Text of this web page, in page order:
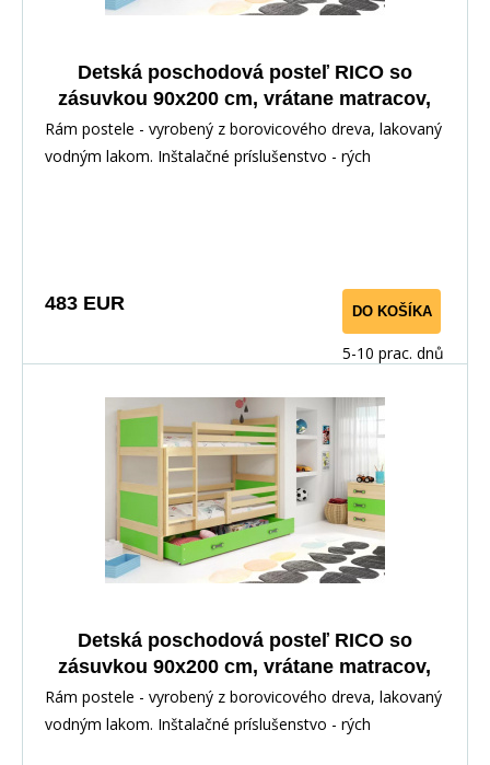
Detská poschodová posteľ RICO so
zásuvkou 90x200 cm, vrátane matracov,
Prírodná/Modrá
Rám postele - vyrobený z borovicového dreva, lakovaný
vodným lakom. Inštalačné príslušenstvo - rých
483 EUR DO KOŠÍKA
5-10 prac. dnů
Detská poschodová posteľ RICO so
zásuvkou 90x200 cm, vrátane matracov,
Prírodná/Zelená
Rám postele - vyrobený z borovicového dreva, lakovaný
vodným lakom. Inštalačné príslušenstvo - rých